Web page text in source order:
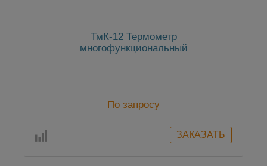
ТмК-12 Термометр
многофункциональный
По запросу